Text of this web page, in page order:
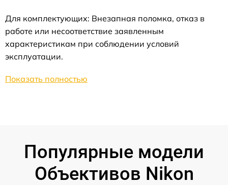
Для комплектующих: Внезапная поломка, отказ в
работе или несоответствие заявленным
характеристикам при соблюдении условий
эксплуатации.
Показать полностью
Популярные модели
Объективов Nikon